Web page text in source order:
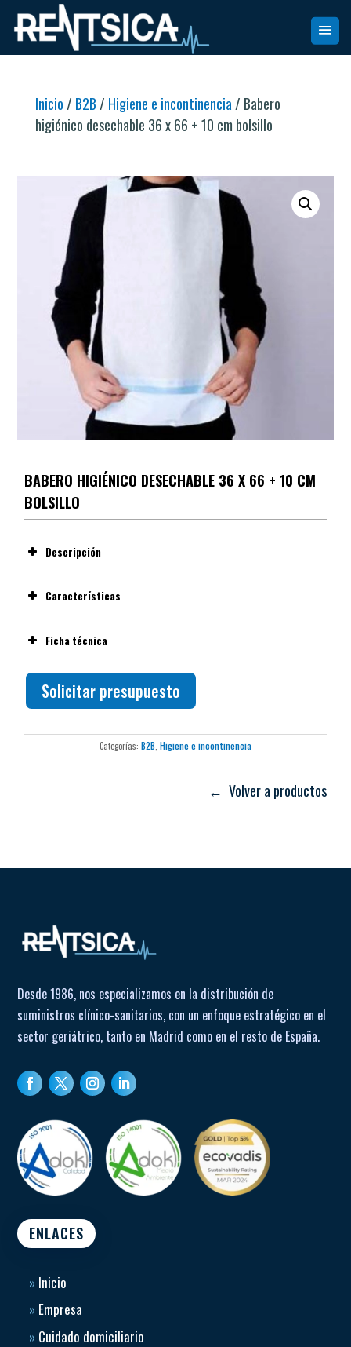
Inicio / B2B / Higiene e incontinencia / Babero
higiénico desechable 36 x 66 + 10 cm bolsillo
BABERO HIGIÉNICO DESECHABLE 36 X 66 + 10 CM
BOLSILLO
Descripción
Características
Ficha técnica
Solicitar presupuesto
Categorías: B2B Higiene e incontinencia
← Volver a productos
Desde 1986, nos especializamos en la distribución de
suministros clínico-sanitarios, con un enfoque estratégico en el
sector geriátrico, tanto en Madrid como en el resto de España.
ENLACES
» Inicio
» Empresa
» Cuidado domiciliario